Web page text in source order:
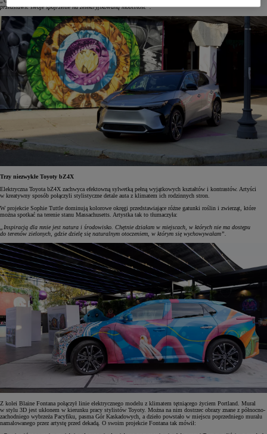
przedstawić swoje spojrzenie na zelektryfikowaną mobilność”.
Trzy niezwykłe Toyoty bZ4X
Elektryczna Toyota bZ4X zachwyca efektowną sylwetką pełną wyjątkowych kształtów i kontrastów. Artyści
w kreatywny sposób połączyli stylistyczne detale auta z klimatem ich rodzinnych stron.
W projekcie Sophie Tuttle dominują kolorowe okręgi przedstawiające różne gatunki roślin i zwierząt, które
można spotkać na terenie stanu Massachusetts. Artystka tak to tłumaczyła:
„Inspiracją dla mnie jest natura i środowisko. Chętnie działam w miejscach, w których nie ma dostępu
do terenów zielonych, gdzie dzielę się naturalnym otoczeniem, w którym się wychowywałam”.
Z kolei Blaine Fontana połączył linie elektrycznego modelu z klimatem tętniącego życiem Portland. Mural
w stylu 3D jest ukłonem w kierunku pracy stylistów Toyoty. Można na nim dostrzec obrazy znane z północno-
zachodniego wybrzeża Pacyfiku, pasma Gór Kaskadowych, a dzieło powstało w miejscu poprzedniego muralu
namalowanego przez artystę przed dekadą. O swoim projekcie Fontana tak mówił: